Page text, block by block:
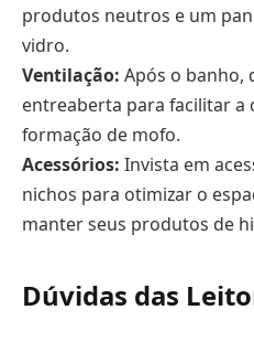
produtos neutros e um
vidro.
Ventilação: Após o banho,
entreaberta para facilitar a
formação de mofo.
Acessórios: Invista em
nichos para otimizar o
manter seus produtos de
Dúvidas das